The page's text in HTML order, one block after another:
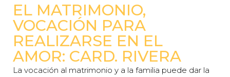
EL MATRIMONIO,
VOCACIÓN PARA
REALIZARSE EN EL
AMOR: CARD. RIVERA
La vocación al matrimonio y a la familia puede dar la